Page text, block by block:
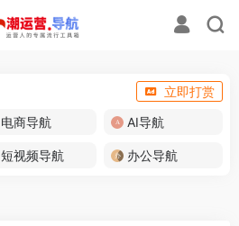
立即打赏
电商导航 AI导航
短视频导航 办公导航